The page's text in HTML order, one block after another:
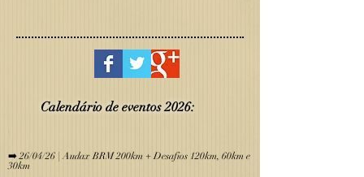
Calendário de eventos 2026:
➡️ 26/04/26 | Audax BRM 200km + Desafios 120km, 60km e
30km